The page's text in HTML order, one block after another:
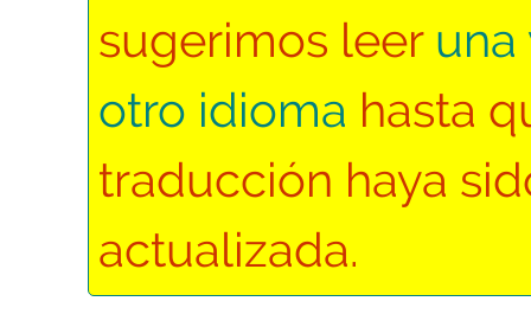
sugerimos leer una
otro idioma hasta
traducción haya
actualizada.